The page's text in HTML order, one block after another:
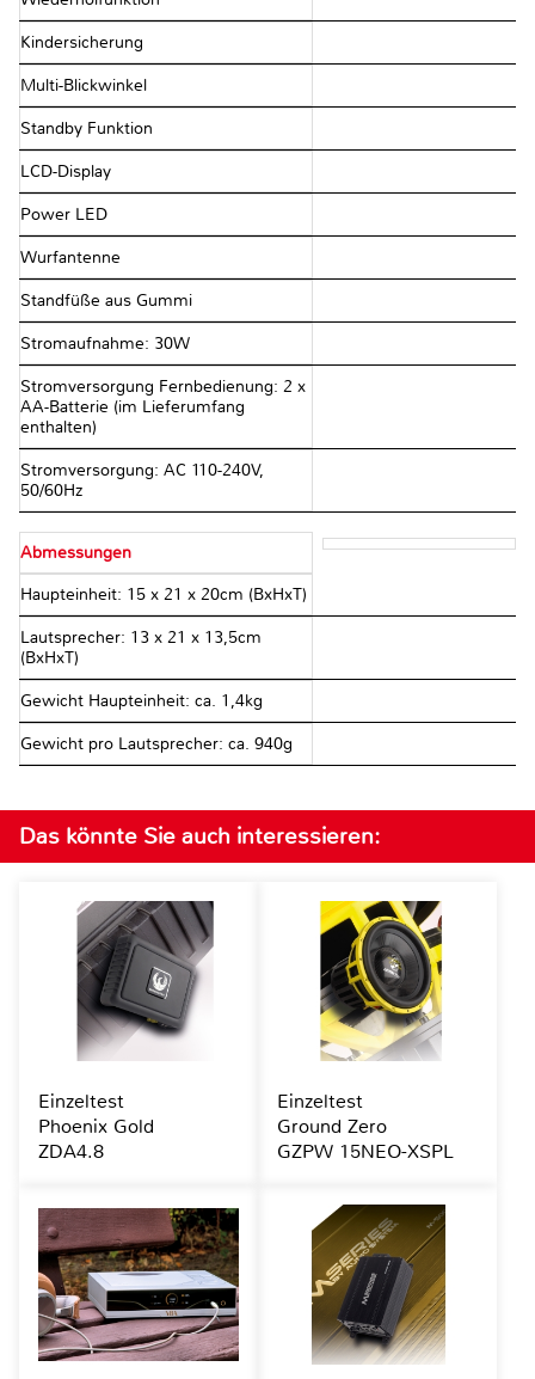
Kindersicherung
Multi-Blickwinkel
Standby Funktion
LCD-Display
Power LED
Wurfantenne
Standfüße aus Gummi
Stromaufnahme: 30W
Stromversorgung Fernbedienung: 2 x
AA-Batterie (im Lieferumfang
enthalten)
Stromversorgung: AC 110-240V,
50/60Hz
Abmessungen
Haupteinheit: 15 x 21 x 20cm (BxHxT)
Lautsprecher: 13 x 21 x 13,5cm
(BxHxT)
Gewicht Haupteinheit: ca. 1,4kg
Gewicht pro Lautsprecher: ca. 940g
Das könnte Sie auch interessieren:
Einzeltest
Phoenix Gold
ZDA4.8
Einzeltest
Ground Zero
GZPW 15NEO-XSPL